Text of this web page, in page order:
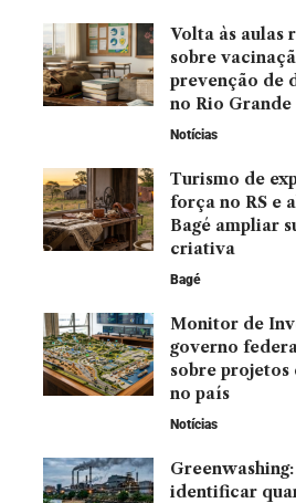
Volta às aulas
sobre
prevenção de
no Rio Grande
Notícias
Turismo de
força no RS e
Bagé ampliar
criativa
Bagé
Monitor de
governo
sobre
no país
Notícias
identificar